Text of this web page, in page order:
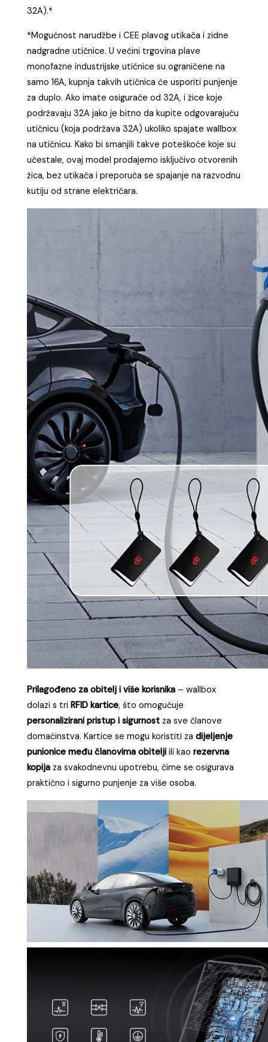
32A).*
*Mogućnost narudžbe i CEE plavog utikača i zidne
nadgradne utičnice. U većini trgovina plave
monofazne industrijske utičnice su ograničene na
samo 16A, kupnja takvih utičnica će usporiti punjenje
za duplo. Ako imate osigurače od 32A, i žice koje
podržavaju 32A jako je bitno da kupite odgovarajuću
utičnicu (koja podržava 32A) ukoliko spajate wallbox
na utičnicu. Kako bi smanjili takve poteškoće koje su
učestale, ovaj model prodajemo isključivo otvorenih
žica, bez utikača i preporuča se spajanje na razvodnu
kutiju od strane električara.
Prilagođeno za obitelj i više korisnika – wallbox
dolazi s triRFID kartice, što omogućuje
personalizirani pristup i sigurnost za sve članove
domaćinstva. Kartice se mogu koristiti zadijeljenje
punionice među članovima obitelji ili kaorezervna
kopija za svakodnevnu upotrebu, čime se osigurava
praktično i sigurno punjenje za više osoba.